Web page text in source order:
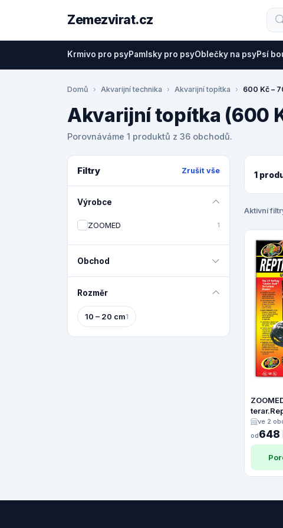
Zemezvirat.cz
Krmivo pro psyPamlsky pro psyOblečky na psyPsí
Domů Akvarijní technika Akvarijní topítka 600 Kč –
Akvarijní topítka (600
Porovnáváme 1 produktů z 36 obchodů.
Filtry Zrušit vše
Výrobce
ZOOMED 1
Obchod
Rozměr
10 – 20 cm1
1
Aktivní
38-75L
ve 2
od648